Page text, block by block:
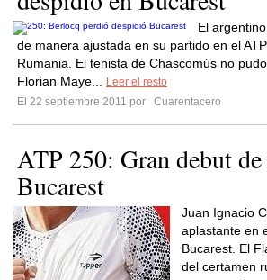
El
de manera ajustada en su partido en el
Rumania. El tenista de Chascomús no
Florian Maye...
Leer el resto
El 22 septiembre 2011 por
Cuarentacero
ATP 250: Gran debut
Bucarest
Juan Ignacio
aplastante en
Bucarest. El
del certamen